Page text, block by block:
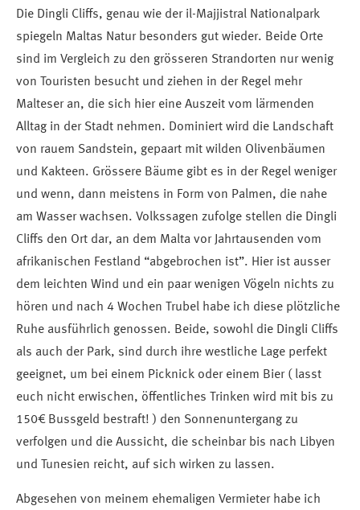
Die Dingli Cliffs, genau wie der il-Majjistral Nationalpark
spiegeln Maltas Natur besonders gut wieder. Beide Orte
sind im Vergleich zu den grösseren Strandorten nur wenig
von Touristen besucht und ziehen in der Regel mehr
Malteser an, die sich hier eine Auszeit vom lärmenden
Alltag in der Stadt nehmen. Dominiert wird die Landschaft
von rauem Sandstein, gepaart mit wilden Olivenbäumen
und Kakteen. Grössere Bäume gibt es in der Regel weniger
und wenn, dann meistens in Form von Palmen, die nahe
am Wasser wachsen. Volkssagen zufolge stellen die Dingli
Cliffs den Ort dar, an dem Malta vor Jahrtausenden vom
afrikanischen Festland “abgebrochen ist”. Hier ist ausser
dem leichten Wind und ein paar wenigen Vögeln nichts zu
hören und nach 4 Wochen Trubel habe ich diese plötzliche
Ruhe ausführlich genossen. Beide, sowohl die Dingli Cliffs
als auch der Park, sind durch ihre westliche Lage perfekt
geeignet, um bei einem Picknick oder einem Bier ( lasst
euch nicht erwischen, öffentliches Trinken wird mit bis zu
150€ Bussgeld bestraft! ) den Sonnenuntergang zu
verfolgen und die Aussicht, die scheinbar bis nach Libyen
und Tunesien reicht, auf sich wirken zu lassen.
Abgesehen von meinem ehemaligen Vermieter habe ich